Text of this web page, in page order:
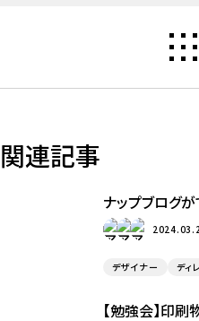
関連記事
ナップブログが
デザイナー ディ
【勉強会】印